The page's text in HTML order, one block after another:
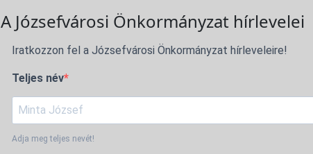
A Józsefvárosi Önkormányzat hírlevelei
Iratkozzon fel a Józsefvárosi Önkormányzat hírleveleire!
Teljes név
Adja meg teljes nevét!